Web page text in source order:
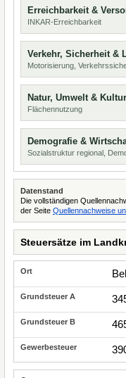
Erreichbarkeit &
INKAR-Erreichbarkeit
Verkehr, Sicherheit &
Motorisierung,
Natur, Umwelt & Kultur
Flächennutzung
Demografie &
Sozialstruktur regional,
Datenstand
Die vollständigen
der Seite Quellennachweise
Steuersätze im